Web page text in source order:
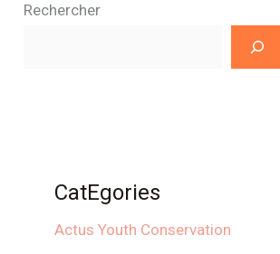
Rechercher
CatEgories
Actus Youth Conservation